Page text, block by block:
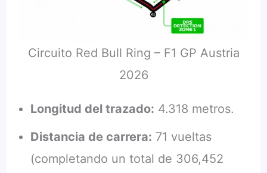
Circuito Red Bull Ring – F1 GP Austria
2026
Longitud del trazado: 4.318 metros.
Distancia de carrera: 71 vueltas
(completando un total de 306,452